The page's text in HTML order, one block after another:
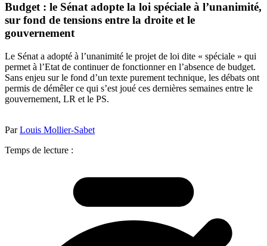
Budget : le Sénat adopte la loi spéciale à l’unanimité,
sur fond de tensions entre la droite et le
gouvernement
Le Sénat a adopté à l’unanimité le projet de loi dite « spéciale » qui
permet à l’Etat de continuer de fonctionner en l’absence de budget.
Sans enjeu sur le fond d’un texte purement technique, les débats ont
permis de démêler ce qui s’est joué ces dernières semaines entre le
gouvernement, LR et le PS.
ParLouis Mollier-Sabet
Temps de lecture :